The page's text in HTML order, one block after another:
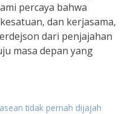
percaya bahwa
dan kerjasama,
dari penjajahan
masa depan yang
tidak pernah dijajah